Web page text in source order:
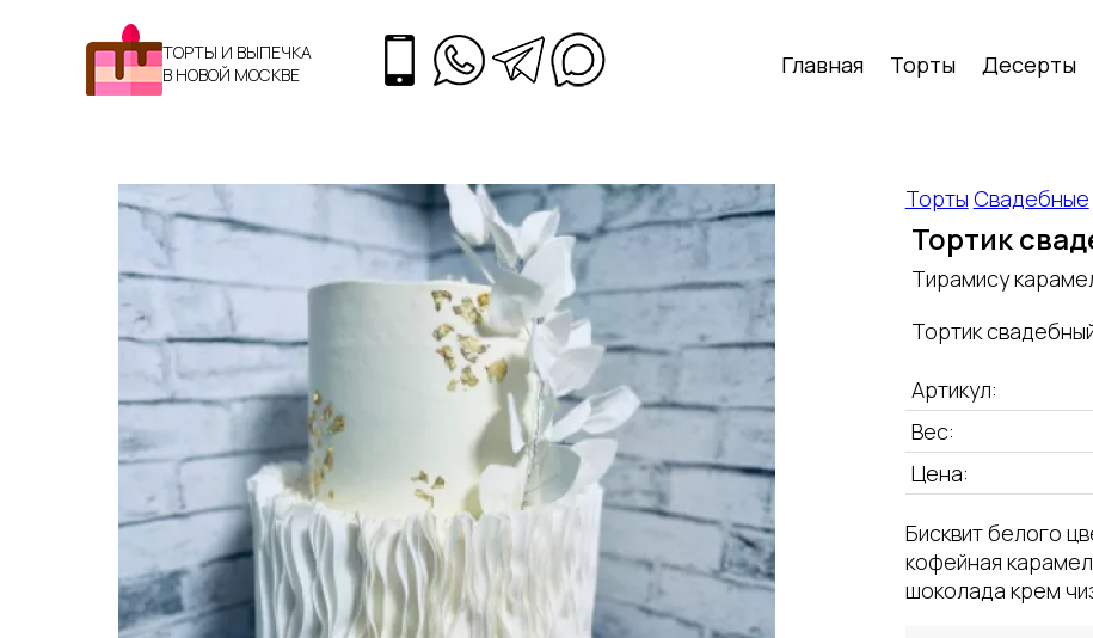
ТОРТЫ И ВЫПЕЧКА
В НОВОЙ МОСКВЕ
Главная Торты Десерты
Торты Свадебные
Тортик
Тирамису
Тортик
Артикул:
Вес:
Цена:
Бисквит белого
кофейная
шоколада крем